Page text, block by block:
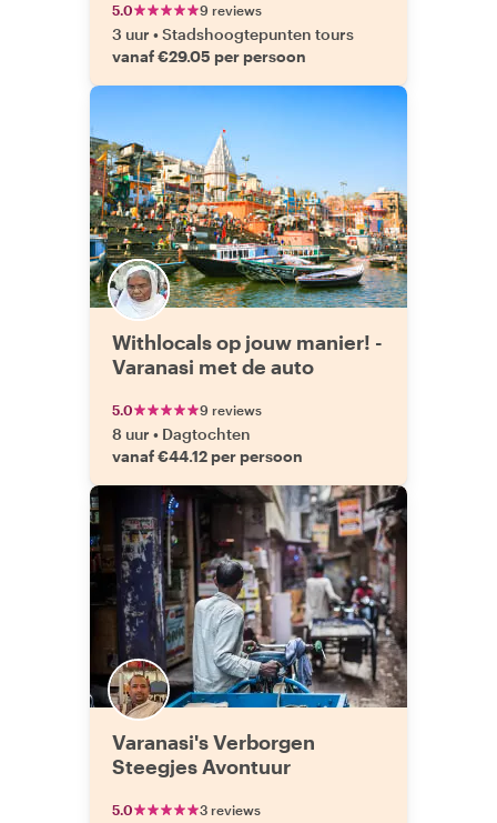
5.0 9 reviews
3 uur •Stadshoogtepunten tours
vanaf €29.05 per persoon
Withlocals op jouw manier! -
Varanasi met de auto
5.0 9 reviews
8 uur • Dagtochten
vanaf €44.12 per persoon
Varanasi's Verborgen
Steegjes Avontuur
5.0 3 reviews